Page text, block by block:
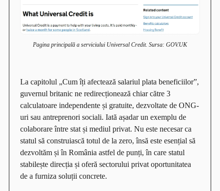
Pagina principală a serviciului Universal Credit. Sursa: GOV.UK
La capitolul „Cum îți afectează salariul plata beneficiilor”,
guvernul britanic ne redirecționează chiar către 3
calculatoare independente și gratuite, dezvoltate de ONG-
uri sau antreprenori sociali. Iată așadar un exemplu de
colaborare între stat și mediul privat. Nu este necesar ca
statul să construiască totul de la zero, însă este esențial să
dezvoltăm și în România astfel de punți, în care statul
stabilește direcția și oferă sectorului privat oportunitatea
de a furniza soluții concrete.